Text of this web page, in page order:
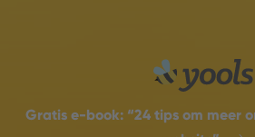
Gratis e-book: “24 tips om meer